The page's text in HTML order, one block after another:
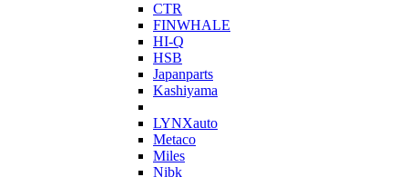
CTR
FINWHALE
HI-Q
HSB
Japanparts
Kashiyama
LYNXauto
Metaco
Miles
Nibk